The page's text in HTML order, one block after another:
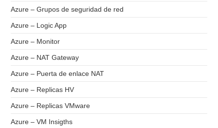
Azure – Grupos de seguridad de red
Azure – Logic App
Azure – Monitor
Azure – NAT Gateway
Azure – Puerta de enlace NAT
Azure – Replicas HV
Azure – Replicas VMware
Azure – VM Insigths